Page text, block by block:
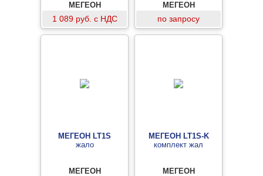
МЕГЕОН
1 089 руб. с НДС
МЕГЕОН
по запросу
МЕГЕОН LT1S
жало
МЕГЕОН
МЕГЕОН LT1S-K
комплект жал
МЕГЕОН